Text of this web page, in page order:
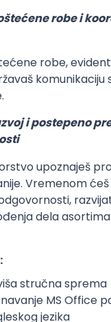
robe i
robe,
komunikaciju
i postepeno
upoznaješ
Vremenom
dela
stručna sprema
MS Office
jezika